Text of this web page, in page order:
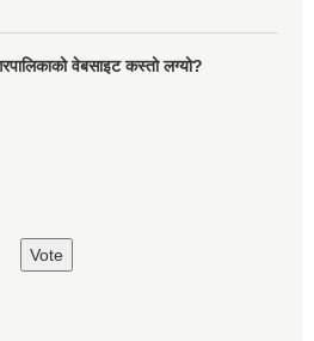
वेबसाइट कस्तो लग्यो?